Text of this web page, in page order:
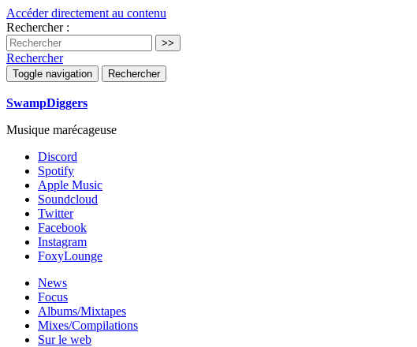
Accéder directement au contenu
Rechercher :
Rechercher
Toggle navigation Rechercher
SwampDiggers
Musique marécageuse
Discord
Spotify
Apple Music
Soundcloud
Twitter
Facebook
Instagram
FoxyLounge
News
Focus
Albums/Mixtapes
Mixes/Compilations
Sur le web